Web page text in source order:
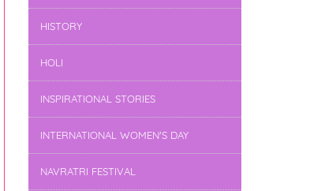
HISTORY
HOLI
INSPIRATIONAL STORIES
INTERNATIONAL WOMEN'S DAY
NAVRATRI FESTIVAL